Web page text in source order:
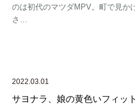
のは初代のマツダMPV。町で見か
さ…
2022.03.01
サヨナラ、娘の黄色いフィッ